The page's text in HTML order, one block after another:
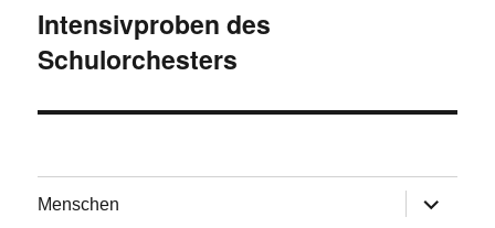
Nächster
Beitrag:
Intensivproben des
Schulorchesters
Menschen
anzeigen